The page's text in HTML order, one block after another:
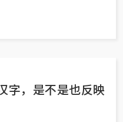
字，是不是也反映